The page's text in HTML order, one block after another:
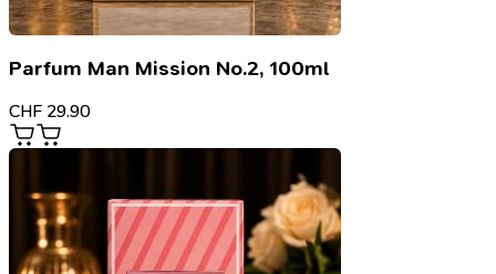
Parfum Man Mission No.2, 100ml
CHF 29.90